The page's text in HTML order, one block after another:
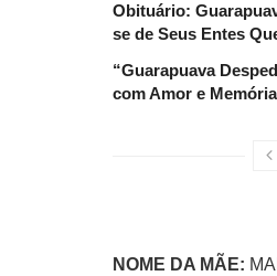
Obituário:
se de Seus Entes
“Guarapuava
com Amor e
NOME DA MÃE: